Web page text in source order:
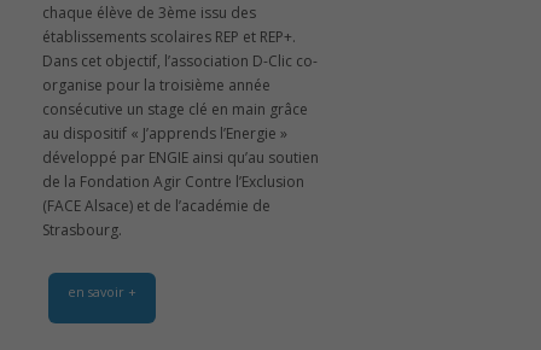
chaque élève de 3ème issu des
établissements scolaires REP et REP+.
Dans cet objectif, l’association D-Clic co-
organise pour la troisième année
consécutive un stage clé en main grâce
au dispositif « J’apprends l’Energie »
développé par ENGIE ainsi qu’au soutien
de la Fondation Agir Contre l’Exclusion
(FACE Alsace) et de l’académie de
Strasbourg.
en savoir +